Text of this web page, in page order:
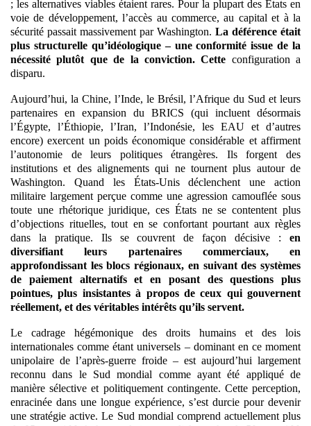
; les alternatives viables étaient rares. Pour la plupart des États en
voie de développement, l’accès au commerce, au capital et à la
sécurité passait massivement par Washington. La déférence était
plus structurelle qu’idéologique – une conformité issue de la
nécessité plutôt que de la conviction.Cette configuration a
disparu.
Aujourd’hui, la Chine, l’Inde, le Brésil, l’Afrique du Sud et leurs
partenaires en expansion du BRICS (qui incluent désormais
l’Égypte, l’Éthiopie, l’Iran, l’Indonésie, les EAU et d’autres
encore) exercent un poids économique considérable et affirment
l’autonomie de leurs politiques étrangères. Ils forgent des
institutions et des alignements qui ne tournent plus autour de
Washington. Quand les États-Unis déclenchent une action
militaire largement perçue comme une agression camouflée sous
toute une rhétorique juridique, ces États ne se contentent plus
d’objections rituelles, tout en se confortant pourtant aux règles
dans la pratique. Ils se couvrent de façon décisive : en
diversifiant leurs partenaires commerciaux, en
approfondissant les blocs régionaux, en suivant des systèmes
de paiement alternatifs et en posant des questions plus
pointues, plus insistantes à propos de ceux qui gouvernent
réellement, et des véritables intérêts qu’ils servent.
Le cadrage hégémonique des droits humains et des lois
internationales comme étant universels – dominant en ce moment
unipolaire de l’après-guerre froide – est aujourd’hui largement
reconnu dans le Sud mondial comme ayant été appliqué de
manière sélective et politiquement contingente. Cette perception,
enracinée dans une longue expérience, s’est durcie pour devenir
une stratégie active. Le Sud mondial comprend actuellement plus